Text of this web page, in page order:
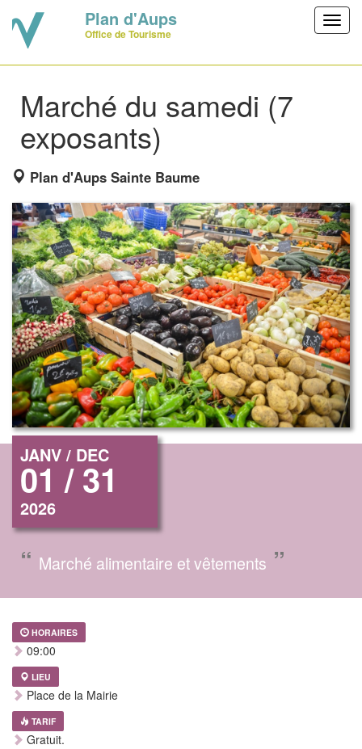
Plan d'Aups
Office de Tourisme
Marché du samedi (7
exposants)
Plan d'Aups Sainte Baume
JANV / DEC
01 / 31
2026
“ Marché alimentaire et vêtements ”
HORAIRES
09:00
LIEU
Place de la Mairie
TARIF
Gratuit.